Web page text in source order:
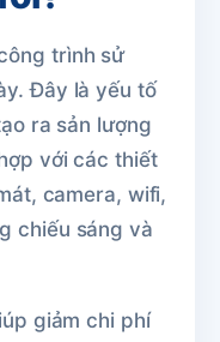
trình sử
Đây là yếu tố
ra sản lượng
với các thiết
camera, wifi,
chiếu sáng và
giảm chi phí